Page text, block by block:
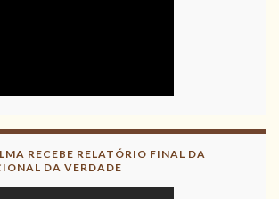
RECEBE RELATÓRIO FINAL DA
DA VERDADE